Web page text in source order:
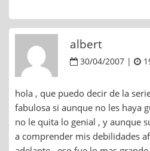
albert
30/04/2007 |
hola , que puedo decir de la
fabulosa si aunque no les haya
no le quita lo genial , y aunque
a comprender mis debilidades